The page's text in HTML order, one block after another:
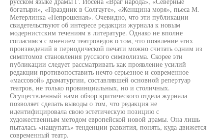
богатыри», «Праздник в Солгауге», «Женщина моря», пьеса М.
Метерлинка «Непрошеная». Очевидно, что эти публикации
свидетельствуют об интересе редакции журнала к новым
модернистским течениям в литературе. Однако не вполне
согласимся с мнением театроведов о том, что появление этих
произведений в периодической печати можно считать одним из
симптомов становления русского символизма. Скорее эти
публикации следует рассматривать как проявление усилий
редакции противопоставить нечто серьезное и современное
«массовой» драматургии, составлявшей основной репертуар
театров, не только провинциальных, но и столичных.
Осуществленный нами обзор критического отдела журнала
позволяет сделать выводы о том, что редакция не
идентифицировала свою эстетическую позицию с
художественным методом европейской новой драмы. Она лишь
пыталась «нащупать» тенденции развития, понять, куда движется
современный театр.